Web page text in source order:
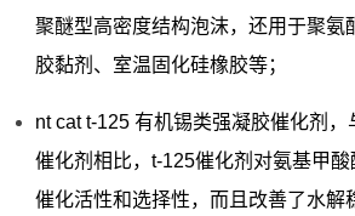
聚醚型高密度结构泡沫，还用于聚氨
胶黏剂、室温固化硅橡胶等；
nt cat t-125 有机锡类强凝胶催化剂
催化剂相比，t-125催化剂对氨基甲
催化活性和选择性，而且改善了水解